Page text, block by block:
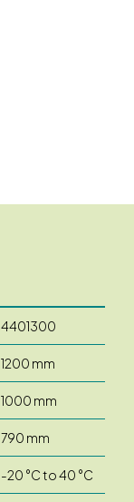
4401300
1200 mm
1000 mm
790 mm
-20 °C to 40 °C